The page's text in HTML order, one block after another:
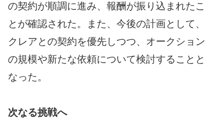
の契約が順調に進み、報酬が振り込まれたこ
とが確認された。また、今後の計画として、
クレアとの契約を優先しつつ、オークション
の規模や新たな依頼について検討することと
なった。
次なる挑戦へ